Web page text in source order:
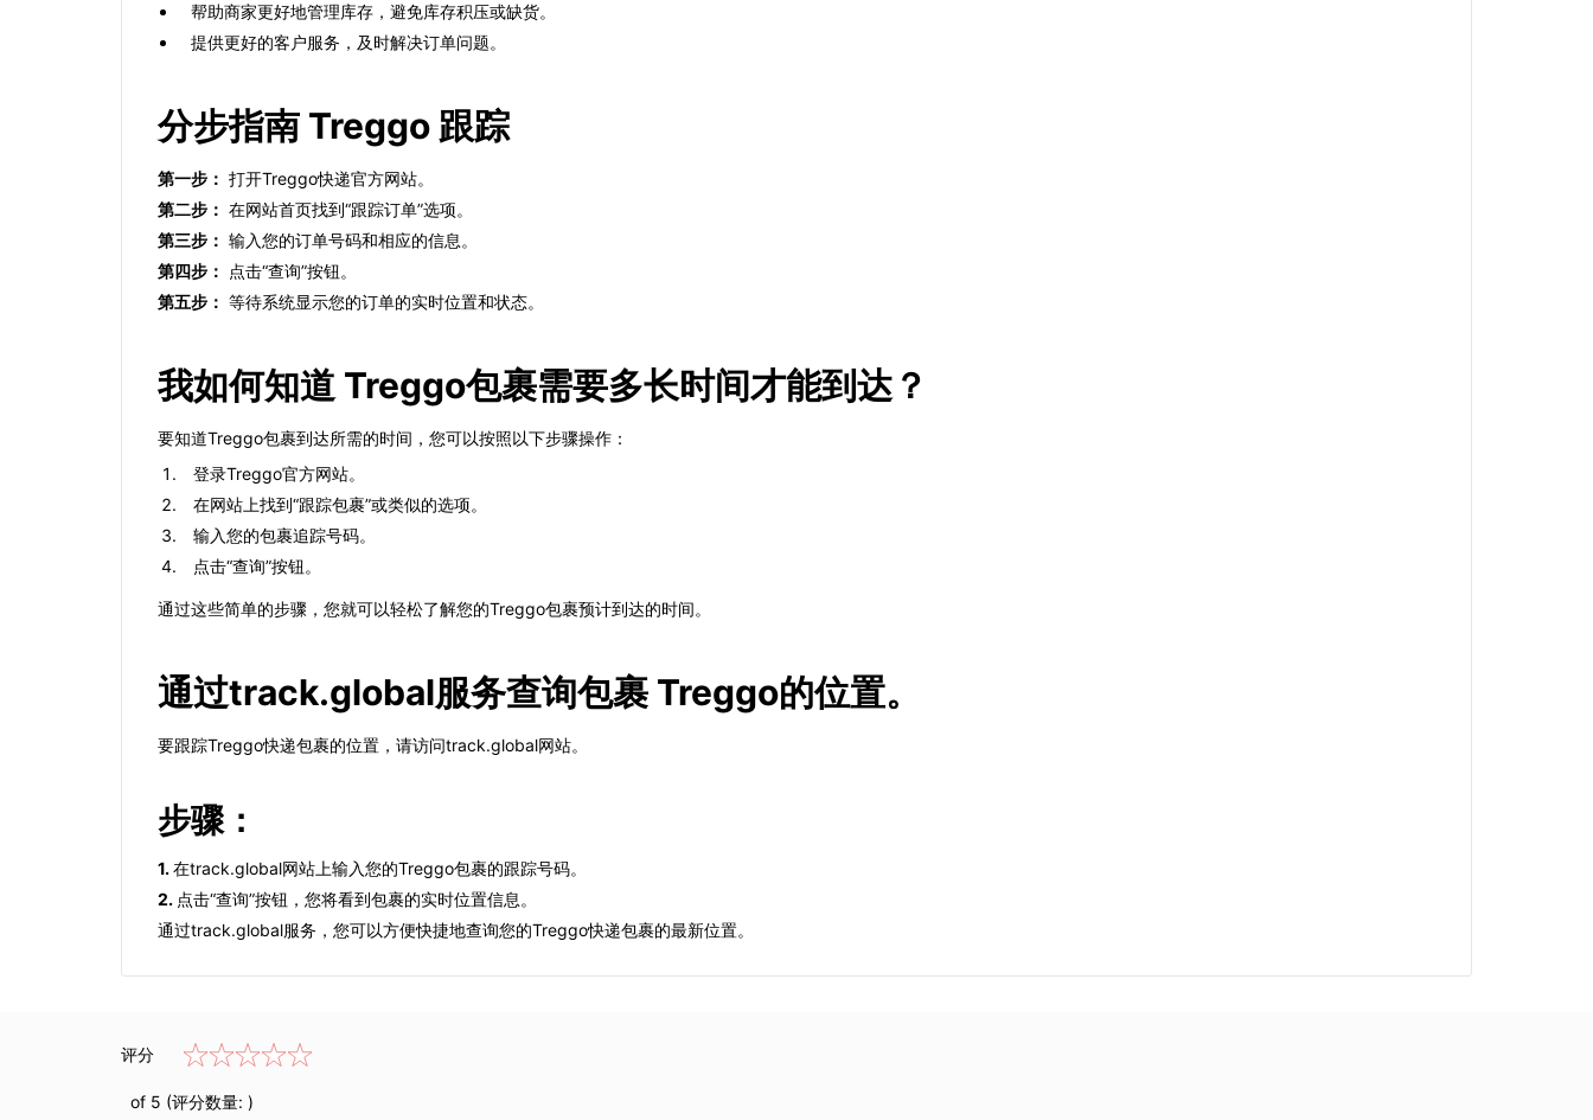
帮助商家更好地管理库存，避免库存积压或缺货。
提供更好的客户服务，及时解决订单问题。
分步指南 Treggo 跟踪
第一步： 打开Treggo快递官方网站。
第二步： 在网站首页找到“跟踪订单”选项。
第三步： 输入您的订单号码和相应的信息。
第四步：
点击“查询”按钮。
第五步： 等待系统显示您的订单的实时位置和状态。
我如何知道 Treggo包裹需要多长时间才能到达？
要知道Treggo包裹到达所需的时间，您可以按照以下步骤操作：
登录Treggo官方网站。
在网站上找到“跟踪包裹”或类似的选项。
输入您的包裹追踪号码。
点击“查询”按钮。
通过这些简单的步骤，您就可以轻松了解您的Treggo包裹预计到达的时间。
通过track.global服务查询包裹 Treggo的位置。
要跟踪Treggo快递包裹的位置，请访问track.global网站。
步骤：
1.在track.global网站上输入您的Treggo包裹的跟踪号码。
2. 点击“查询”按钮，您将看到包裹的实时位置信息。
通过track.global服务，您可以方便快捷地查询您的Treggo快递包裹的最新位置。
评分
of 5 (评分数量: )